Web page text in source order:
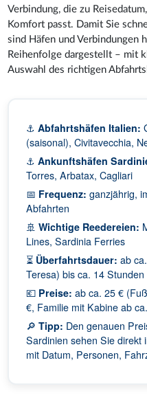
Verbindung, die zu
Komfort passt. Damit Sie
sind Häfen und Verbindungen
Reihenfolge dargestellt – mit
Auswahl des richtigen
⚓Abfahrtshäfen Italien:
(saisonal), Civitavecchia,
⚓Ankunftshäfen
Torres, Arbatax, Cagliari
📅 Frequenz: ganzjährig,
Abfahrten
🚢Wichtige Reedereien:
Lines, Sardinia Ferries
⏳ Überfahrtsdauer: ab
Teresa) bis ca. 14
💶 Preise: ab ca. 25 €
€, Familie mit Kabine ab
🔎Tipp: Den genauen
Sardinien sehen Sie direkt
mit Datum, Personen,